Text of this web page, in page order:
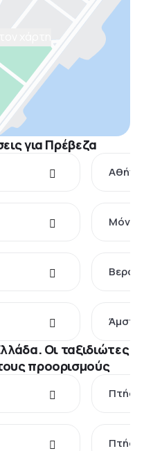
για Πρέβεζα
Αθήνα
Οι ταξιδιώτες
προορισμούς